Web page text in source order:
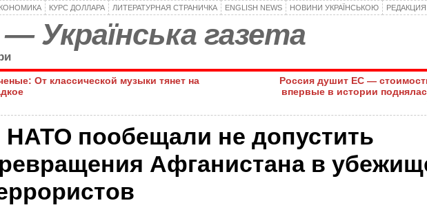
КУРС ДОЛЛАРА ЛИТЕРАТУРНАЯ СТРАНИЧКА ENGLISH NEWS НОВИНИ УКРАЇНСЬКОЮ РЕДАКЦИЯ
Українська газета
От классической музыки тянет на
Россия душит ЕС —
впервые в истории
НАТО пообещали не допустить
Афганистана в